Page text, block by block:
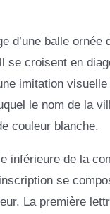
d’une balle
croisent en
imitation
le nom de la
couleur blanche.
inférieure de la
se
La première